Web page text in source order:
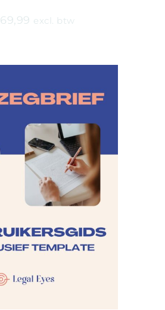
69,99 excl. btw